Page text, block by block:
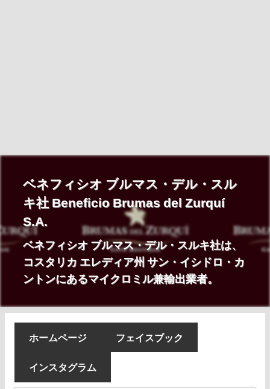
ベネフィシオ ブルマス・デル・スル
キ社 Beneficio Brumas del Zurquí
S.A.
ベネフィシオ ブルマス・デル・スルキ社は、
コスタリカ エレディア州 サン・イシドロ・カ
ントンにあるマイクロミル兼輸出業者。
ホームページ フェイスブック
インスタグラム